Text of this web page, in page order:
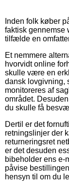
Inden folk køber
faktisk gennemse
tilfælde en
Et nemmere
hvorvidt online
skulle være en
dansk lovgivning,
monitoreres af
området.
du skulle få
Dertil er det
retningslinjer der
returneringsret
er det desuden
bibeholder ens e-
påvise
hensyn til om du